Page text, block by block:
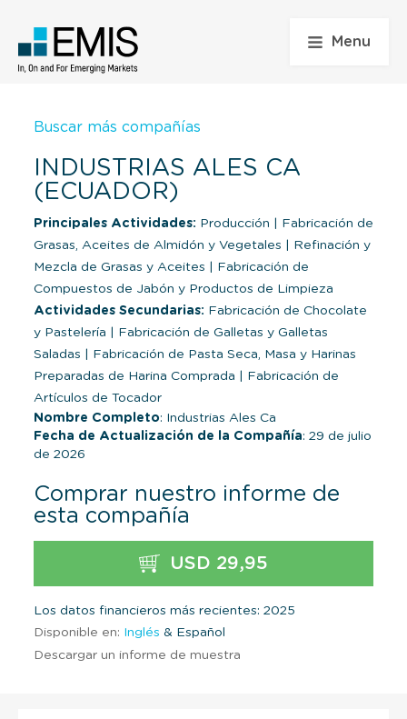
Menu
Buscar más compañías
INDUSTRIAS ALES CA
(ECUADOR)
Principales Actividades: Producción
Fabricación de
Grasas, Aceites de Almidón y Vegetales
Refinación y
Mezcla de Grasas y Aceites
Fabricación de
Compuestos de Jabón y Productos de Limpieza
Actividades Secundarias: Fabricación de Chocolate
y Pastelería
Fabricación de Galletas y Galletas
Saladas
Fabricación de Pasta Seca, Masa y Harinas
Preparadas de Harina Comprada
Fabricación de
Artículos de Tocador
Nombre Completo: Industrias Ales Ca
Fecha de Actualización de la Compañía: 29 de julio
de 2026
Comprar nuestro informe de
esta compañía
USD 29,95
Los datos financieros más recientes: 2025
Disponible en: Inglés & Español
Descargar un informe de muestra